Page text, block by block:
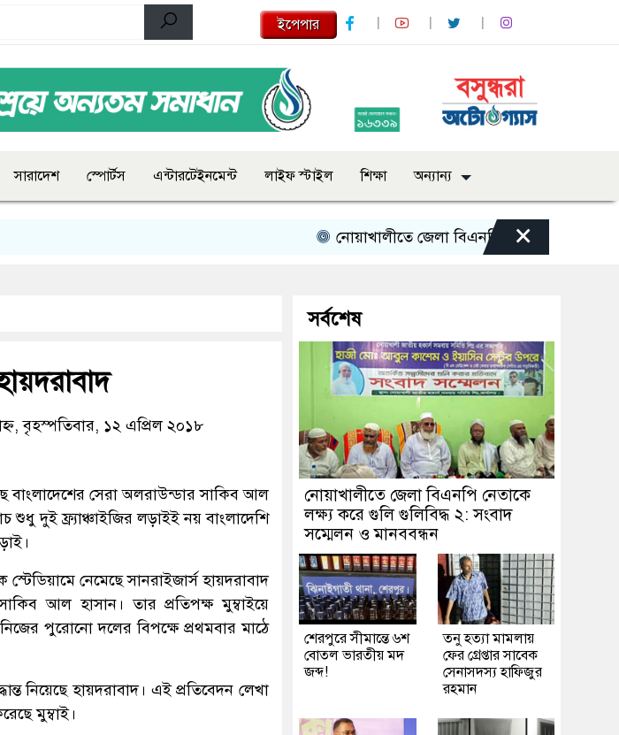
ইপেপার
সারাদেশ স্পোর্টস এন্টারটেইনমেন্ট লাইফ স্টাইল শিক্ষা অন্যান্য
নোয়াখালীতে জেলা বিএনপি নেতাকে লক্ষ্য করে গুলি
×
বৃহস্পতিবার, ১২ এপ্রিল ২০১৮
বাংলাদেশের সেরা অলরাউন্ডার সাকিব আল
শুধু দুই ফ্র্যাঞ্চাইজির লড়াইই নয় বাংলাদেশি
নেমেছে সানরাইজার্স হায়দরাবাদ
আল হাসান। তার প্রতিপক্ষ মুম্বাইয়ে
পুরোনো দলের বিপক্ষে প্রথমবার মাঠে
নিয়েছে হায়দরাবাদ। এই প্রতিবেদন লেখা
মুম্বাই।
সর্বশেষ
নোয়াখালীতে জেলা বিএনপি নেতাকে
লক্ষ্য করে গুলি গুলিবিদ্ধ ২: সংবাদ
সম্মেলন ও মানববন্ধন
শেরপুরে সীমান্তে ৬শ
বোতল ভারতীয় মদ
জব্দ!
তনু হত্যা মামলায়
ফের গ্রেপ্তার সাবেক
সেনাসদস্য হাফিজুর
রহমান